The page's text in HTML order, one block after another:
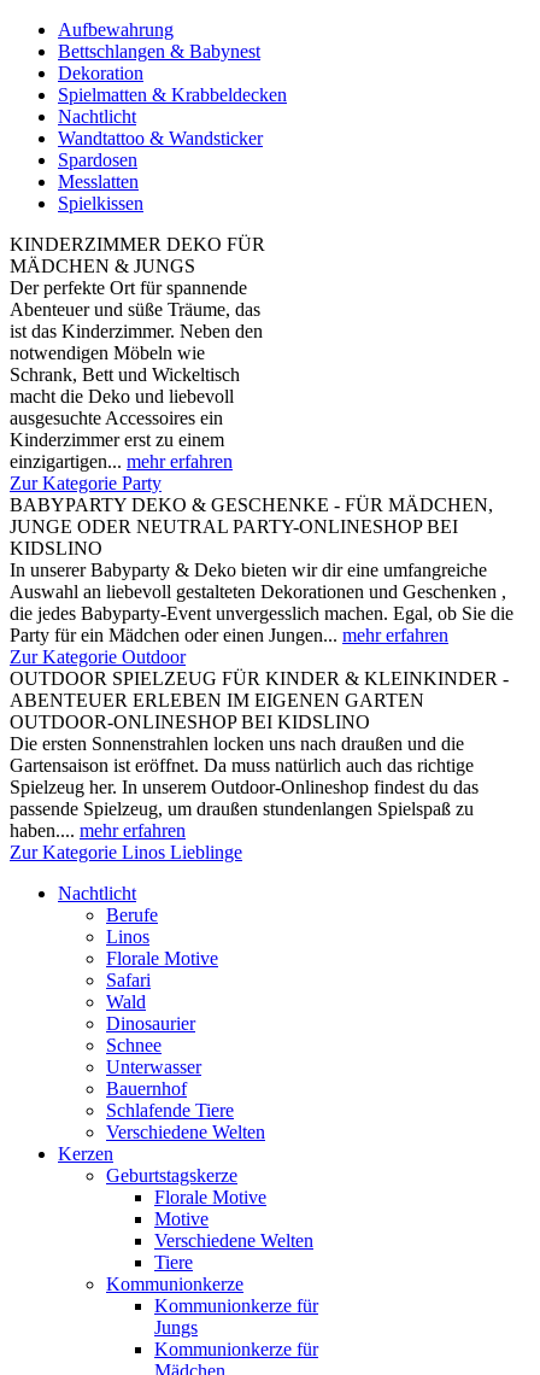
Aufbewahrung
Bettschlangen & Babynest
Dekoration
Spielmatten & Krabbeldecken
Nachtlicht
Wandtattoo & Wandsticker
Spardosen
Messlatten
Spielkissen
KINDERZIMMER DEKO FÜR
MÄDCHEN & JUNGS
Der perfekte Ort für spannende
Abenteuer und süße Träume, das
ist das Kinderzimmer. Neben den
notwendigen Möbeln wie
Schrank, Bett und Wickeltisch
macht die Deko und liebevoll
ausgesuchte Accessoires ein
Kinderzimmer erst zu einem
einzigartigen... mehr erfahren
Zur Kategorie Party
BABYPARTY DEKO & GESCHENKE - FÜR MÄDCHEN,
JUNGE ODER NEUTRAL PARTY-ONLINESHOP BEI
KIDSLINO
In unserer Babyparty & Deko bieten wir dir eine umfangreiche
Auswahl an liebevoll gestalteten Dekorationen und Geschenken ,
die jedes Babyparty-Event unvergesslich machen. Egal, ob Sie die
Party für ein Mädchen oder einen Jungen... mehr erfahren
Zur Kategorie Outdoor
OUTDOOR SPIELZEUG FÜR KINDER & KLEINKINDER -
ABENTEUER ERLEBEN IM EIGENEN GARTEN
OUTDOOR-ONLINESHOP BEI KIDSLINO
Die ersten Sonnenstrahlen locken uns nach draußen und die
Gartensaison ist eröffnet. Da muss natürlich auch das richtige
Spielzeug her. In unserem Outdoor-Onlineshop findest du das
passende Spielzeug, um draußen stundenlangen Spielspaß zu
haben.... mehr erfahren
Zur Kategorie Linos Lieblinge
Nachtlicht
Berufe
Linos
Florale Motive
Safari
Wald
Dinosaurier
Schnee
Unterwasser
Bauernhof
Schlafende Tiere
Verschiedene Welten
Kerzen
Geburtstagskerze
Florale Motive
Motive
Verschiedene Welten
Tiere
Kommunionkerze
Kommunionkerze für
Jungs
Kommunionkerze für
Mädchen